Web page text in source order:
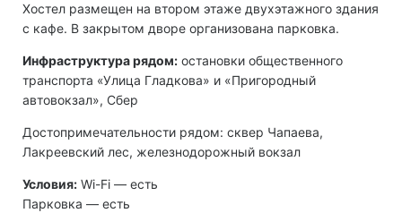
Хостел размещен на втором этаже двухэтажного здания
с кафе. В закрытом дворе организована парковка.
Инфраструктура рядом: остановки общественного
транспорта «Улица Гладкова» и «Пригородный
автовокзал», Сбер
Достопримечательности рядом: сквер Чапаева,
Лакреевский лес, железнодорожный вокзал
Условия: Wi-Fi — есть
Парковка — есть